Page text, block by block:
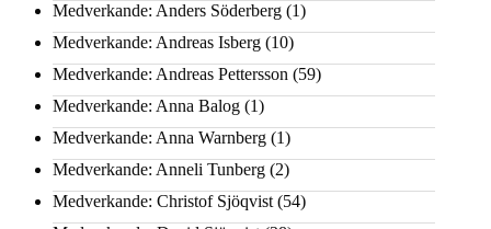
Medverkande: Anders Söderberg (1)
Medverkande: Andreas Isberg (10)
Medverkande: Andreas Pettersson (59)
Medverkande: Anna Balog (1)
Medverkande: Anna Warnberg (1)
Medverkande: Anneli Tunberg (2)
Medverkande: Christof Sjöqvist (54)